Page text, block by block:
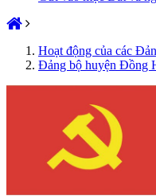
Hoạt động của các
Đảng bộ huyện Đồng